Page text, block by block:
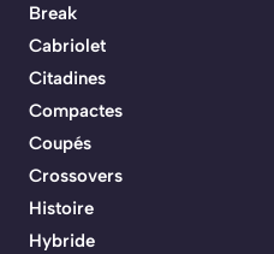
Break
Cabriolet
Citadines
Compactes
Coupés
Crossovers
Histoire
Hybride